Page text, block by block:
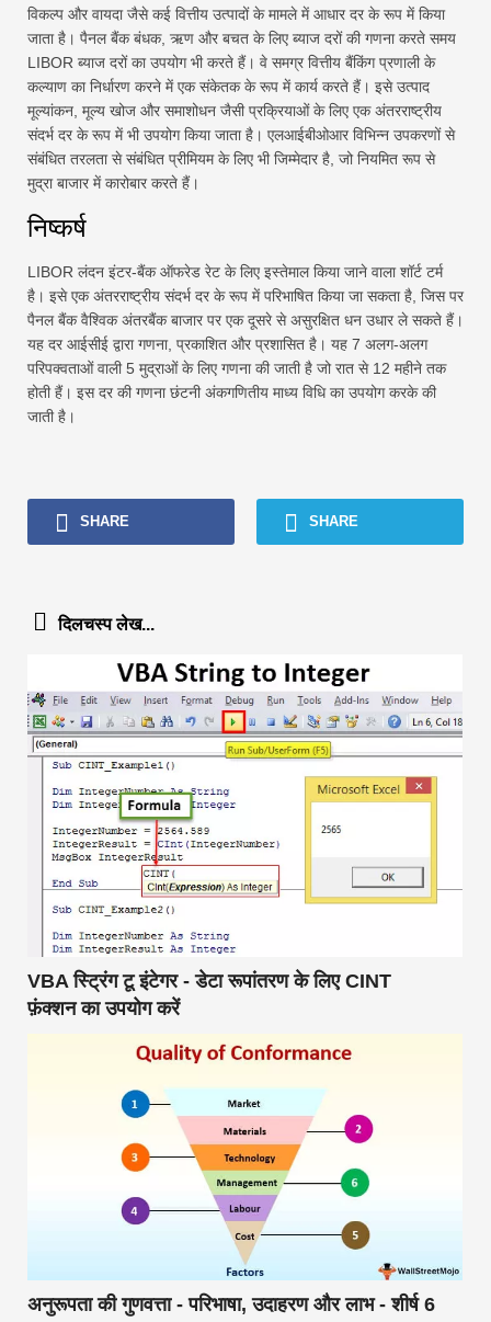
विकल्प और वायदा जैसे कई वित्तीय उत्पादों के मामले में आधार दर के रूप में किया
जाता है। पैनल बैंक बंधक, ऋण और बचत के लिए ब्याज दरों की गणना करते समय
LIBOR ब्याज दरों का उपयोग भी करते हैं। वे समग्र वित्तीय बैंकिंग प्रणाली के
कल्याण का निर्धारण करने में एक संकेतक के रूप में कार्य करते हैं। इसे उत्पाद
मूल्यांकन, मूल्य खोज और समाशोधन जैसी प्रक्रियाओं के लिए एक अंतरराष्ट्रीय
संदर्भ दर के रूप में भी उपयोग किया जाता है। एलआईबीओआर विभिन्न उपकरणों से
संबंधित तरलता से संबंधित प्रीमियम के लिए भी जिम्मेदार है, जो नियमित रूप से
मुद्रा बाजार में कारोबार करते हैं।
निष्कर्ष
LIBOR लंदन इंटर-बैंक ऑफरेड रेट के लिए इस्तेमाल किया जाने वाला शॉर्ट टर्म
है। इसे एक अंतरराष्ट्रीय संदर्भ दर के रूप में परिभाषित किया जा सकता है, जिस पर
पैनल बैंक वैश्विक अंतरबैंक बाजार पर एक दूसरे से असुरक्षित धन उधार ले सकते हैं।
यह दर आईसीई द्वारा गणना, प्रकाशित और प्रशासित है। यह 7 अलग-अलग
परिपक्वताओं वाली 5 मुद्राओं के लिए गणना की जाती है जो रात से 12 महीने तक
होती हैं। इस दर की गणना छंटनी अंकगणितीय माध्य विधि का उपयोग करके की
जाती है।
SHARE SHARE
दिलचस्प लेख...
VBA स्ट्रिंग टू इंटेगर - डेटा रूपांतरण के लिए CINT
फ़ंक्शन का उपयोग करें
अनुरूपता की गुणवत्ता - परिभाषा, उदाहरण और लाभ - शीर्ष 6